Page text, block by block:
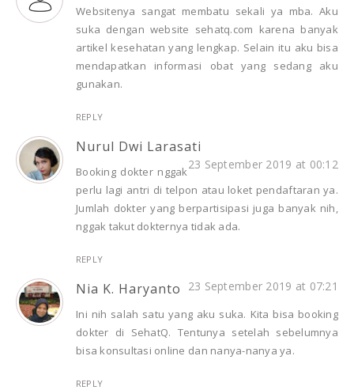
Websitenya sangat membatu sekali ya mba. Aku
suka dengan website sehatq.com karena banyak
artikel kesehatan yang lengkap. Selain itu aku bisa
mendapatkan informasi obat yang sedang aku
gunakan.
REPLY
Nurul Dwi Larasati
23 September 2019 at 00:12
Booking dokter nggak
perlu lagi antri di telpon atau loket pendaftaran ya.
Jumlah dokter yang berpartisipasi juga banyak nih,
nggak takut dokternya tidak ada.
REPLY
Nia K. Haryanto 23 September 2019 at 07:21
Ini nih salah satu yang aku suka. Kita bisa booking
dokter di SehatQ. Tentunya setelah sebelumnya
bisa konsultasi online dan nanya-nanya ya.
REPLY